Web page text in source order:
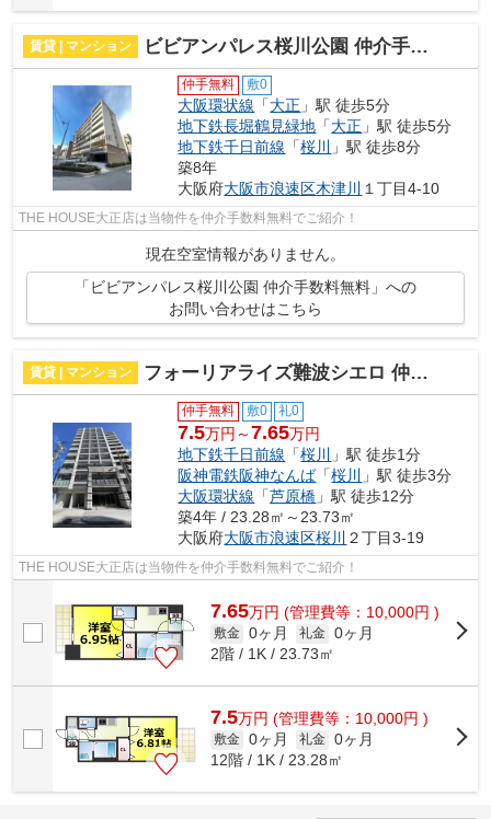
賃貸 | マンション ビビアンパレス桜川公園 仲介手数料無料
仲手無料 敷0
大阪環状線 「大正 」駅 徒歩5分
地下鉄長堀鶴見緑地 「大正 」駅 徒歩5分
地下鉄千日前線 「桜川
」駅 徒歩8分
築8年
大阪府大阪市浪速区木津川 １丁目4-10
THE HOUSE大正店は当物件を仲介手数料無料でご紹介！
現在空室情報がありません。
「ビビアンパレス桜川公園 仲介手数料無料」への
お問い合わせはこちら
賃貸 | マンション フォーリアライズ難波シエロ 仲介手数料無料
仲手無料 敷0 礼0
7.5万円～7.65万円
地下鉄千日前線 「桜川
」駅 徒歩1分
阪神電鉄阪神なんば「桜川
」駅 徒歩3分
大阪環状線 「芦原橋 」駅 徒歩12分
築4年 / 23.28㎡～23.73㎡
大阪府大阪市浪速区桜川 ２丁目3-19
THE HOUSE大正店は当物件を仲介手数料無料でご紹介！
7.65万円 (管理費等：10,000円 )
敷金 0ヶ月 礼金 0ヶ月
2階 / 1K / 23.73㎡
7.5万円 (管理費等：10,000円 )
敷金 0ヶ月 礼金 0ヶ月
12階 / 1K / 23.28㎡